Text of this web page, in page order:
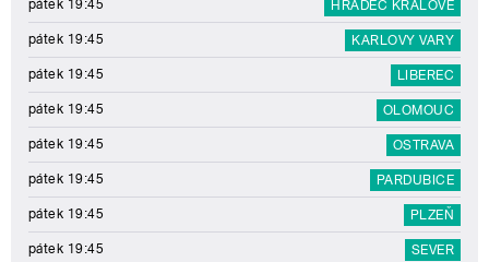
pátek 19:45 HRADEC KRÁLOVÉ
pátek 19:45 KARLOVY VARY
pátek 19:45 LIBEREC
pátek 19:45 OLOMOUC
pátek 19:45 OSTRAVA
pátek 19:45 PARDUBICE
pátek 19:45 PLZEŇ
pátek 19:45 SEVER